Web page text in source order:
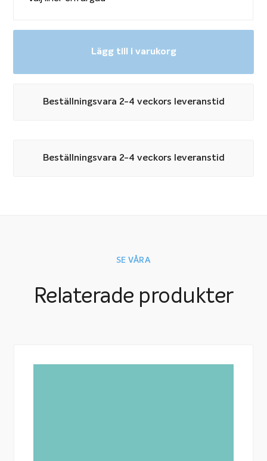
Lägg till i varukorg
Beställningsvara 2-4 veckors leveranstid
Beställningsvara 2-4 veckors leveranstid
SE VÅRA
Relaterade produkter